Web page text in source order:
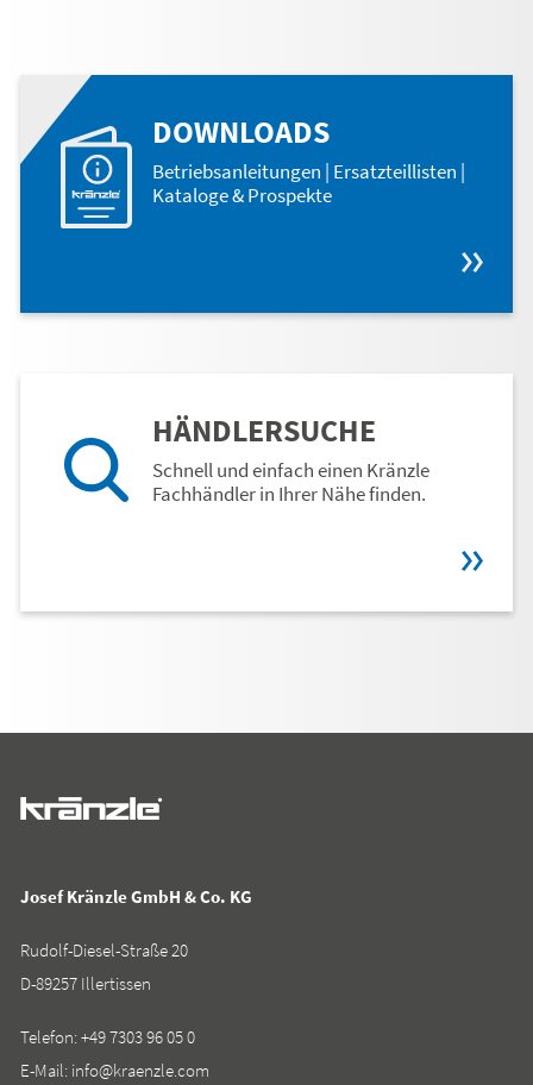
DOWNLOADS
Betriebsanleitungen | Ersatzteillisten |
Kataloge & Prospekte
HÄNDLERSUCHE
Schnell und einfach einen Kränzle
Fachhändler in Ihrer Nähe finden.
Josef Kränzle GmbH & Co. KG
Rudolf-Diesel-Straße 20
D-89257 Illertissen
Telefon:+49 7303 96 05 0
E-Mail: info@kraenzle.com